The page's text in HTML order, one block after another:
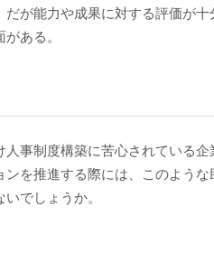
が能力や成果に対する評価が
ある。
事制度構築に苦心されている企
を推進する際には、このよう
でしょうか。